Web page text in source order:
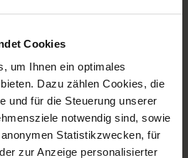
Cookies
um Ihnen ein optimales
Dazu zählen Cookies, die
und für die Steuerung unserer
notwendig sind, sowie
Statistikzwecken, für
zur Anzeige personalisierter
Deutsch (QWERTZ) ohne
Ziffernblock
Intel® UHD Graphics 620